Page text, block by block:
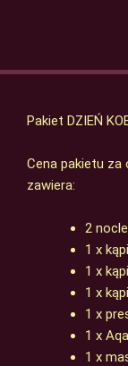
Pakiet DZIEŃ
Cena pakietu za
zawiera:
2
1 x
1 x
1 x
1 x
1 x
1 x